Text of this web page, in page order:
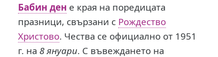
Бабин ден е края на поредицата
празници, свързани с Рождество
Христово. Чества се официално от 1951
г. на 8 януари. С въвеждането на